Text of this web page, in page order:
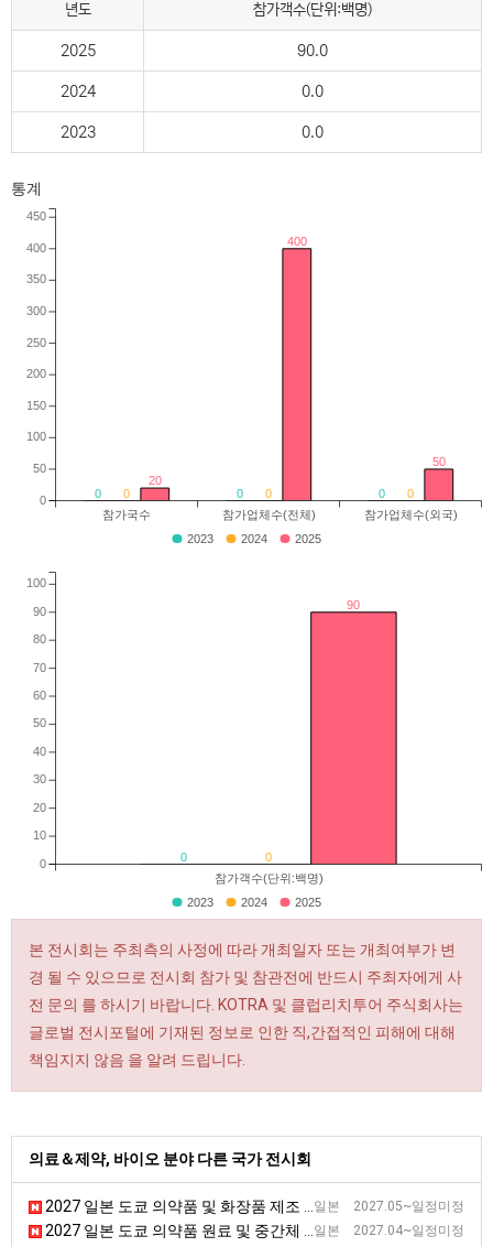
년도
참가객수(단위:백명)
2025 90.0
2024 0.0
2023 0.0
통계
0 0 0
0 0 0
20
400
50
참가국수 참가업체수(전체) 참가업체수(외국)
0
50
100
150
200
250
300
350
400
450
2023 2024 2025
0 0
90
참가객수(단위:백명)
0
10
20
30
40
50
60
70
80
90
100
2023 2024 2025
본 전시회는 주최측의 사정에 따라 개최일자 또는 개최여부가 변
경 될 수 있으므로 전시회 참가 및 참관전에 반드시 주최자에게 사
전 문의 를 하시기 바랍니다. KOTRA 및 클럽리치투어 주식회사는
글로벌 전시포털에 기재된 정보로 인한 직,간접적인 피해에 대해
책임지지 않음 을 알려 드립니다.
의료＆제약, 바이오 분야 다른 국가 전시회
일본 2027.05~일정미정
2027 일본 도쿄 의약품 및 화장품 제조 전시회 [Interphex]
일본 2027.04~일정미정
2027 일본 도쿄 의약품 원료 및 중간체 전시회 [CPhI]